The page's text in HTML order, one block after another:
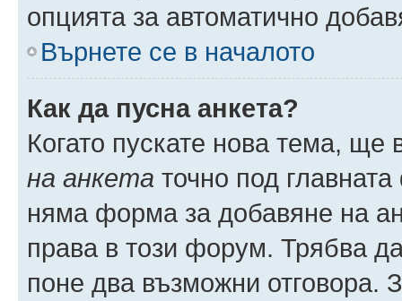
опцията за автоматично
Върнете се в началото
Как да пусна анкета?
Когато пускате нова тема,
на анкета точно под
няма форма за добавяне на
права в този форум. Трябва
поне два възможни отговора.